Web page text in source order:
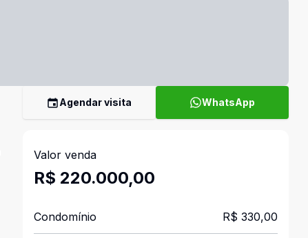
Agendar visita WhatsApp
Valor venda
R$ 220.000,00
Condomínio R$ 330,00